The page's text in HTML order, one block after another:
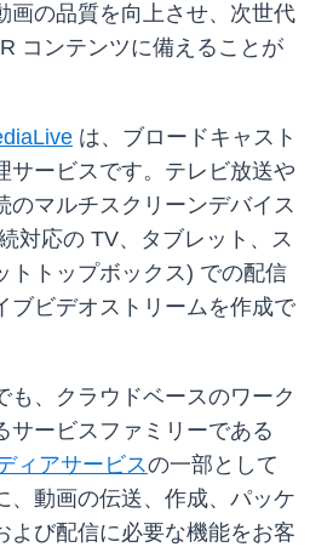
画の品質を向上させ、次世代
コンテンツに備えることが
は、ブロードキャスト
サービスです。テレビ放送や
のマルチスクリーンデバイス
対応の TV、タブレット、ス
トトップボックス) での配信
ブビデオストリームを作成で
も、クラウドベースのワーク
サービスファミリーである
ィアサービスの一部として
、動画の伝送、作成、パッケ
よび配信に必要な機能をお客